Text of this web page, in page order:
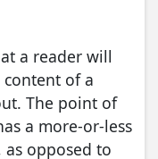
a reader will
of a
The point of
a more-or-less
opposed to